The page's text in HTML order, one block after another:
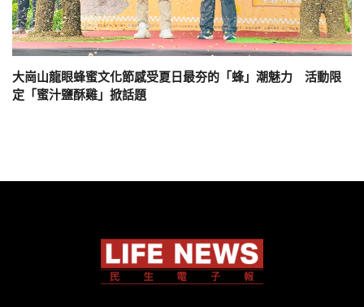
大崗山龍眼蜂蜜文化節感受夏日最夯的「蜂」潮魅力 活動限
定「蜜汁鹽酥雞」掀話題